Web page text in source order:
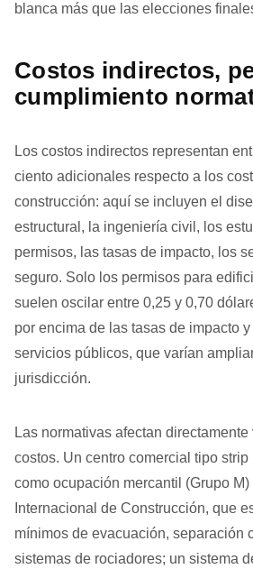
blanca más que las elecciones
Costos indirectos,
cumplimiento
Los costos indirectos representan
ciento adicionales respecto a los
construcción: aquí se incluyen el
estructural, la ingeniería civil, los
permisos, las tasas de impacto, los
seguro. Solo los permisos para
suelen oscilar entre 0,25 y 0,70
por encima de las tasas de impacto
servicios públicos, que varían
jurisdicción.
Las normativas afectan
costos. Un centro comercial tipo
como ocupación mercantil (Grupo
Internacional de Construcción, que
mínimos de evacuación, separación
sistemas de rociadores; un sistema